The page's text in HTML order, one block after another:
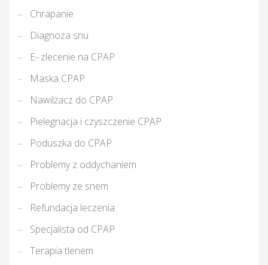
Chrapanie
Diagnoza snu
E- zlecenie na CPAP
Maska CPAP
Nawilżacz do CPAP
Pielegnacja i czyszczenie CPAP
Poduszka do CPAP
Problemy z oddychaniem
Problemy ze snem
Refundacja leczenia
Specjalista od CPAP
Terapia tlenem